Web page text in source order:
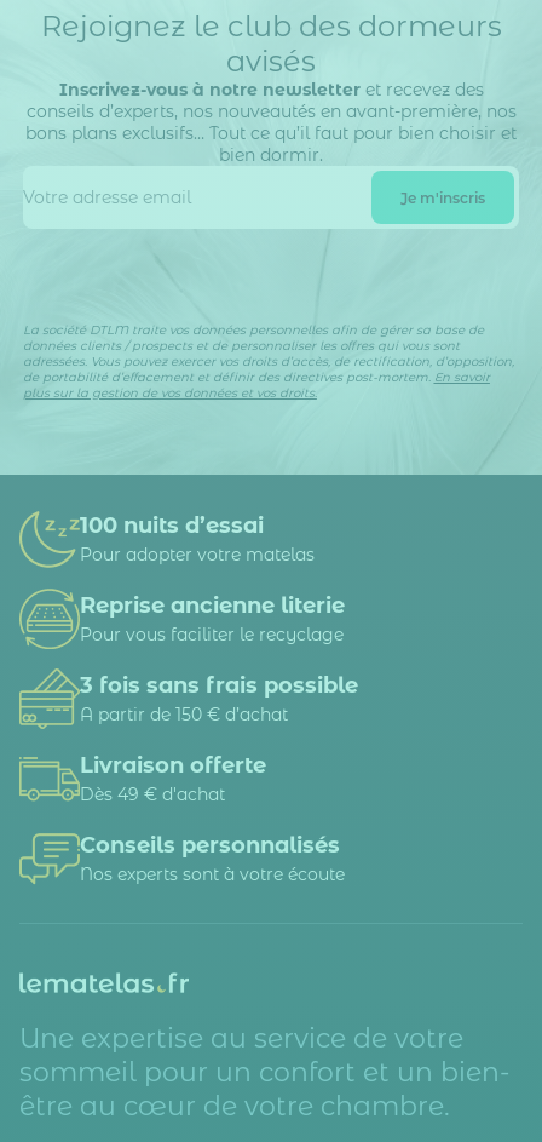
Rejoignez le club des dormeurs
avisés
Inscrivez-vous à notre newsletteret recevez des
conseils d’experts, nos nouveautés en avant-première, nos
bons plans exclusifs… Tout ce qu’il faut pour bien choisir et
bien dormir.
La société DTLM traite vos données personnelles afin de gérer sa base de
données clients / prospects et de personnaliser les offres qui vous sont
adressées. Vous pouvez exercer vos droits d’accès, de rectification, d’opposition,
de portabilité d’effacement et définir des directives post-mortem. En savoir
plus sur la gestion de vos données et vos droits.
100 nuits d’essai
Pour adopter votre matelas
Reprise ancienne literie
Pour vous faciliter le recyclage
3 fois sans frais possible
A partir de 150 € d’achat
Livraison offerte
Dès 49 € d'achat
Conseils personnalisés
Nos experts sont à votre écoute
Une expertise au service de votre
sommeil pour un confort et un bien-
être au cœur de votre chambre.